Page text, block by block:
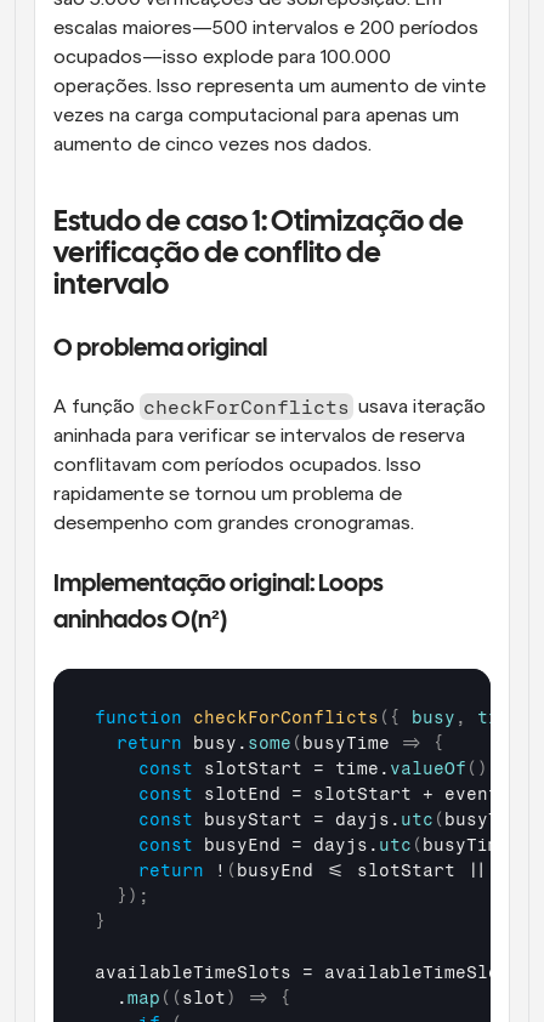
escalas maiores—500 intervalos e 200 períodos
ocupados—isso explode para 100.000
operações. Isso representa um aumento de vinte
vezes na carga computacional para apenas um
aumento de cinco vezes nos dados.
Estudo de caso 1: Otimização de
verificação de conflito de
intervalo
O problema original
A função checkForConflicts usava iteração
aninhada para verificar se intervalos de reserva
conflitavam com períodos ocupados. Isso
rapidamente se tornou um problema de
desempenho com grandes cronogramas.
Implementação original: Loops
aninhados O(n²)
function checkForConflicts ( { busy , time
return
busy . some ( busyTime =>
{
const
slotStart = time . valueOf ( )
const
slotEnd = slotStart +
const
busyStart = dayjs . utc ( busyTime
const
busyEnd = dayjs . utc ( busyTime
return ! ( busyEnd <= slotStart
} ) ;
}
availableTimeSlots = availableTimeSlots
  .
map ( ( slot) =>
{